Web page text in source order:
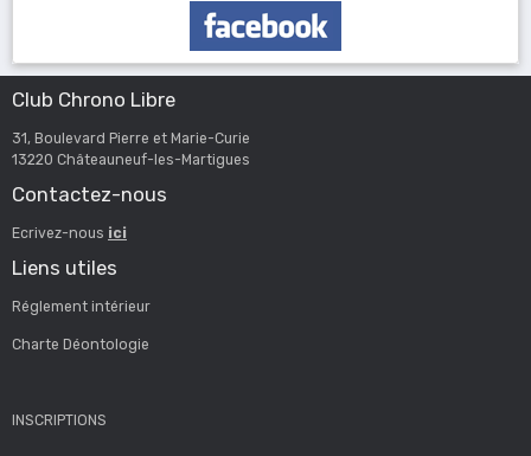
Club Chrono Libre
31, Boulevard Pierre et Marie-Curie
13220 Châteauneuf-les-Martigues
Contactez-nous
Ecrivez-nous ici
Liens utiles
Réglement intérieur
Charte Déontologie
INSCRIPTIONS